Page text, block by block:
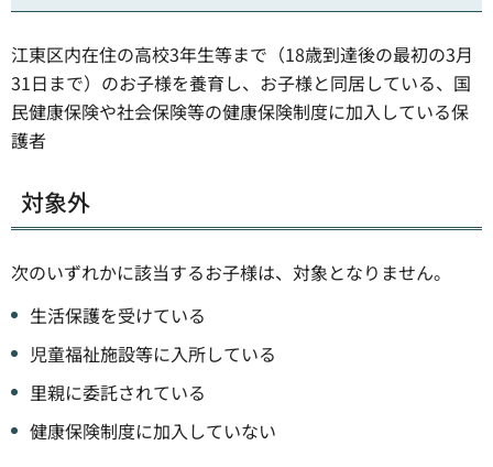
江東区内在住の高校3年生等まで（18歳到達後の最初の3月
31日まで）のお子様を養育し、お子様と同居している、国
民健康保険や社会保険等の健康保険制度に加入している保
護者
対象外
次のいずれかに該当するお子様は、対象となりません。
生活保護を受けている
児童福祉施設等に入所している
里親に委託されている
健康保険制度に加入していない